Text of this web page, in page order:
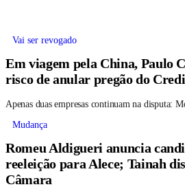
Vai ser revogado
Em viagem pela China, Paulo
risco de anular pregão do
Apenas duas empresas continuam na disputa:
Mudança
Romeu Aldigueri anuncia
reeleição para Alece; Tainah
Câmara